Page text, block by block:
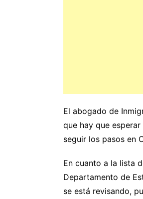
El abogado de
que hay que
seguir los pasos en
En cuanto a la lista
Departamento de
se está revisando,